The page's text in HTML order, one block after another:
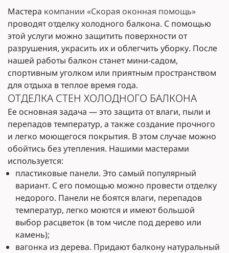
Мастера компании «Скорая оконная помощь»
проводят отделку холодного балкона. С помощью
этой услуги можно защитить поверхности от
разрушения, украсить их и облегчить уборку. После
нашей работы балкон станет мини-садом,
спортивным уголком или приятным пространством
для отдыха в теплое время года.
ОТДЕЛКА СТЕН ХОЛОДНОГО БАЛКОНА
Ее основная задача — это защита от влаги, пыли и
перепадов температур, а также создание прочного
и легко моющегося покрытия. В этом случае можно
обойтись без утепления. Нашими мастерами
используется:
пластиковые панели. Это самый популярный
вариант. С его помощью можно провести отделку
недорого. Панели не боятся влаги, перепадов
температур, легко моются и имеют большой
выбор расцветок (в том числе под дерево или
камень);
вагонка из дерева. Придают балкону натуральный